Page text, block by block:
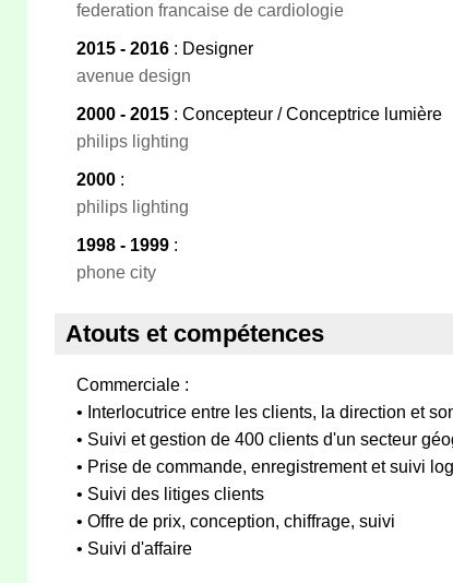
federation francaise de cardiologie
2015 - 2016 : Designer
avenue design
2000 - 2015 : Concepteur / Conceptrice lumière
philips lighting
2000 :
philips lighting
1998 - 1999 :
phone city
Atouts et compétences
Commerciale :
• Interlocutrice entre les clients, la direction et
• Suivi et gestion de 400 clients d'un secteur
• Prise de commande, enregistrement et suivi
• Suivi des litiges clients
• Offre de prix, conception, chiffrage, suivi
• Suivi d'affaire